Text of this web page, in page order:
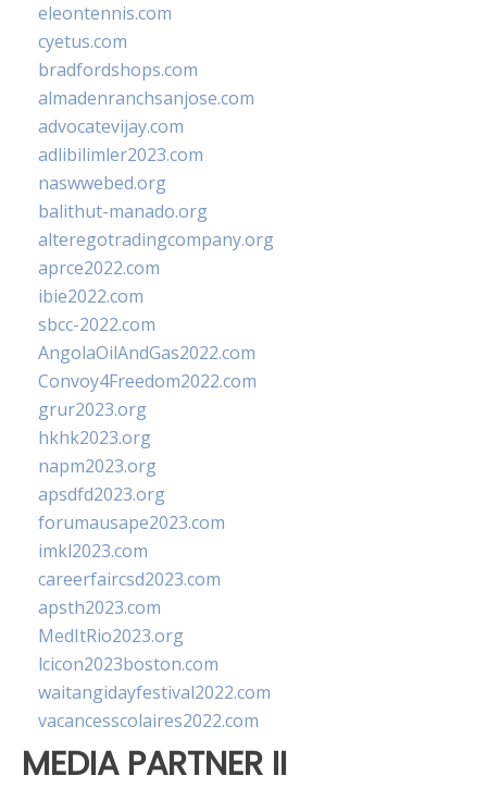
eleontennis.com
cyetus.com
bradfordshops.com
almadenranchsanjose.com
advocatevijay.com
adlibilimler2023.com
naswwebed.org
balithut-manado.org
alteregotradingcompany.org
aprce2022.com
ibie2022.com
sbcc-2022.com
AngolaOilAndGas2022.com
Convoy4Freedom2022.com
grur2023.org
hkhk2023.org
napm2023.org
apsdfd2023.org
forumausape2023.com
imkl2023.com
careerfaircsd2023.com
apsth2023.com
MedItRio2023.org
lcicon2023boston.com
waitangidayfestival2022.com
vacancesscolaires2022.com
MEDIA PARTNER II